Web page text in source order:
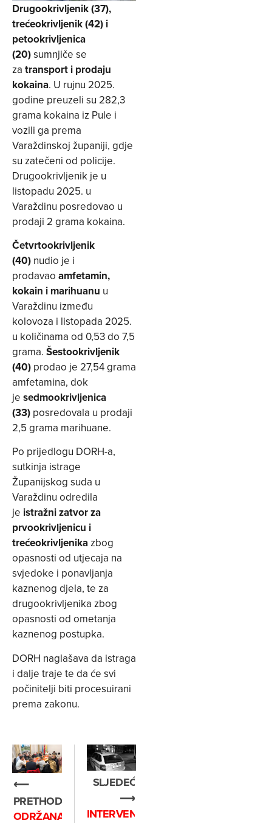
Drugookrivljenik (37),
trećeokrivljenik (42) i
petookrivljenica
(20)sumnjiče se
za transport i prodaju
kokaina. U rujnu 2025.
godine preuzeli su 282,3
grama kokaina iz Pule i
vozili ga prema
Varaždinskoj županiji, gdje
su zatečeni od policije.
Drugookrivljenik je u
listopadu 2025. u
Varaždinu posredovao u
prodaji 2 grama kokaina.
Četvrtookrivljenik
(40) nudio je i
prodavao amfetamin,
kokain i marihuanu u
Varaždinu između
kolovoza i listopada 2025.
u količinama od 0,53 do 7,5
grama. Šestookrivljenik
(40) prodao je 27,54 grama
amfetamina, dok
je sedmookrivljenica
(33) posredovala u prodaji
2,5 grama marihuane.
Po prijedlogu DORH-a,
sutkinja istrage
Županijskog suda u
Varaždinu odredila
je istražni zatvor za
prvookrivljenicu i
trećeokrivljenikazbog
opasnosti od utjecaja na
svjedoke i ponavljanja
kaznenog djela, te za
drugookrivljenika zbog
opasnosti od ometanja
kaznenog postupka.
DORH naglašava da istraga
i dalje traje te da će svi
počinitelji biti procesuirani
prema zakonu.
⟵
PRETHODNO
ODRŽANA
SLJEDEĆE
⟶
INTERVENIRALA